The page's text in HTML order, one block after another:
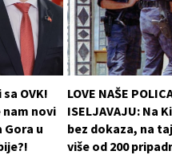
OVK!
nam novi
Gora u
LOVE NAŠE
ISELJAVAJU: Na
bez dokaza, na
više od 200